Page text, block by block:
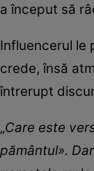
a început să
Influencerul le
crede, însă
întrerupt
„Care este
pământul».